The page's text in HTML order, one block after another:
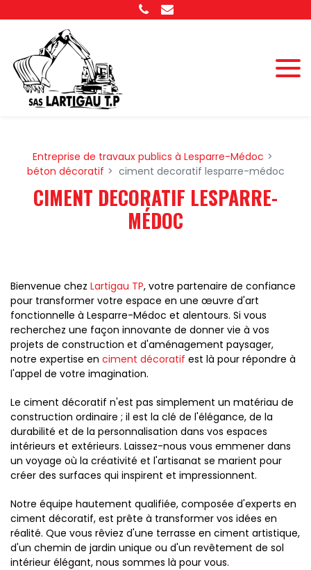
Entreprise de travaux publics à Lesparre-Médoc
béton décoratif
ciment decoratif lesparre-médoc
CIMENT DECORATIF LESPARRE-
MÉDOC
Bienvenue chez Lartigau TP, votre partenaire de confiance
pour transformer votre espace en une œuvre d'art
fonctionnelle à Lesparre-Médoc et alentours. Si vous
recherchez une façon innovante de donner vie à vos
projets de construction et d'aménagement paysager,
notre expertise en ciment décoratif est là pour répondre à
l'appel de votre imagination.
Le ciment décoratif n'est pas simplement un matériau de
construction ordinaire ; il est la clé de l'élégance, de la
durabilité et de la personnalisation dans vos espaces
intérieurs et extérieurs. Laissez-nous vous emmener dans
un voyage où la créativité et l'artisanat se marient pour
créer des surfaces qui inspirent et impressionnent.
Notre équipe hautement qualifiée, composée d'experts en
ciment décoratif, est prête à transformer vos idées en
réalité. Que vous rêviez d'une terrasse en ciment artistique,
d'un chemin de jardin unique ou d'un revêtement de sol
intérieur élégant, nous sommes là pour vous.
Panneau de gestion des cookies